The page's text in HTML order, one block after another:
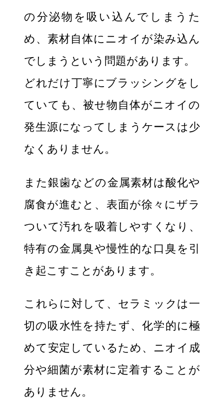
の分泌物を吸い込んでしまうた
め、素材自体にニオイが染み込ん
でしまうという問題があります。
どれだけ丁寧にブラッシングをし
ていても、被せ物自体がニオイの
発生源になってしまうケースは少
なくありません。
また銀歯などの金属素材は酸化や
腐食が進むと、表面が徐々にザラ
ついて汚れを吸着しやすくなり、
特有の金属臭や慢性的な口臭を引
き起こすことがあります。
これらに対して、セラミックは一
切の吸水性を持たず、化学的に極
めて安定しているため、ニオイ成
分や細菌が素材に定着することが
ありません。